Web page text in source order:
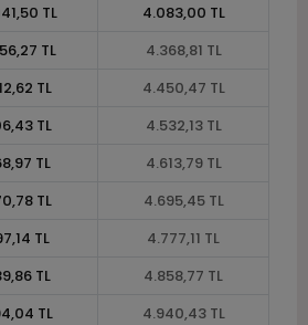
TL
4.083,00 TL
TL
4.368,81 TL
TL
4.450,47 TL
TL
4.532,13 TL
TL
4.613,79 TL
TL
4.695,45 TL
TL
4.777,11 TL
TL
4.858,77 TL
TL
4.940,43 TL